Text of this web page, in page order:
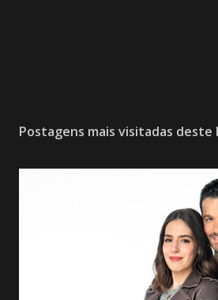
Postagens mais visitadas deste